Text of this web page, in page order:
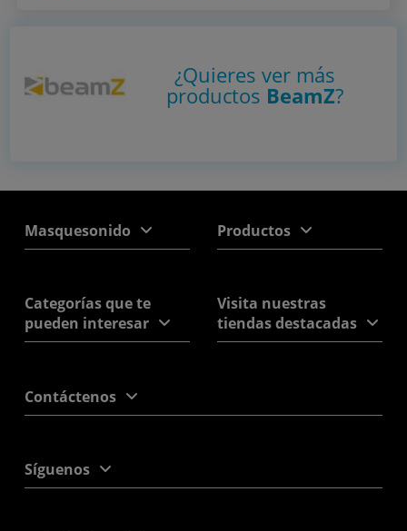
¿Quieres ver más
productos BeamZ?
Masquesonido Productos
Categorías que te
pueden interesar
Visita nuestras
tiendas destacadas
Contáctenos
Síguenos